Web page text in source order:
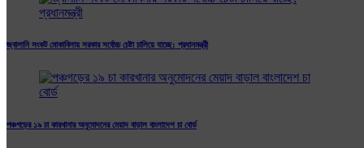
জ্বালানি সংকট মোকাবিলায় সরকার সর্বোচ্চ চেষ্টা চালিয়ে যাচ্ছে: প্রধানমন্ত্রী
পঞ্চগড়ের ১৯ চা কারখানার অনুমোদনের মেয়াদ বাড়াল বাংলাদেশ চা বোর্ড